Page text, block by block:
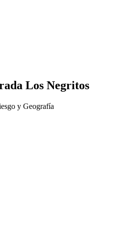
Los Negritos
y Geografía